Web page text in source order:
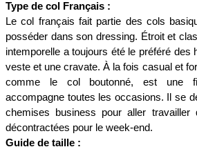
Type de col Français :
Le col français fait partie des cols
posséder dans son dressing. Étroit et
intemporelle a toujours été le préféré des
veste et une cravate. À la fois casual et
comme le col boutonné, est une
accompagne toutes les occasions. Il se
chemises business pour aller
décontractées pour le week-end.
Guide de taille :